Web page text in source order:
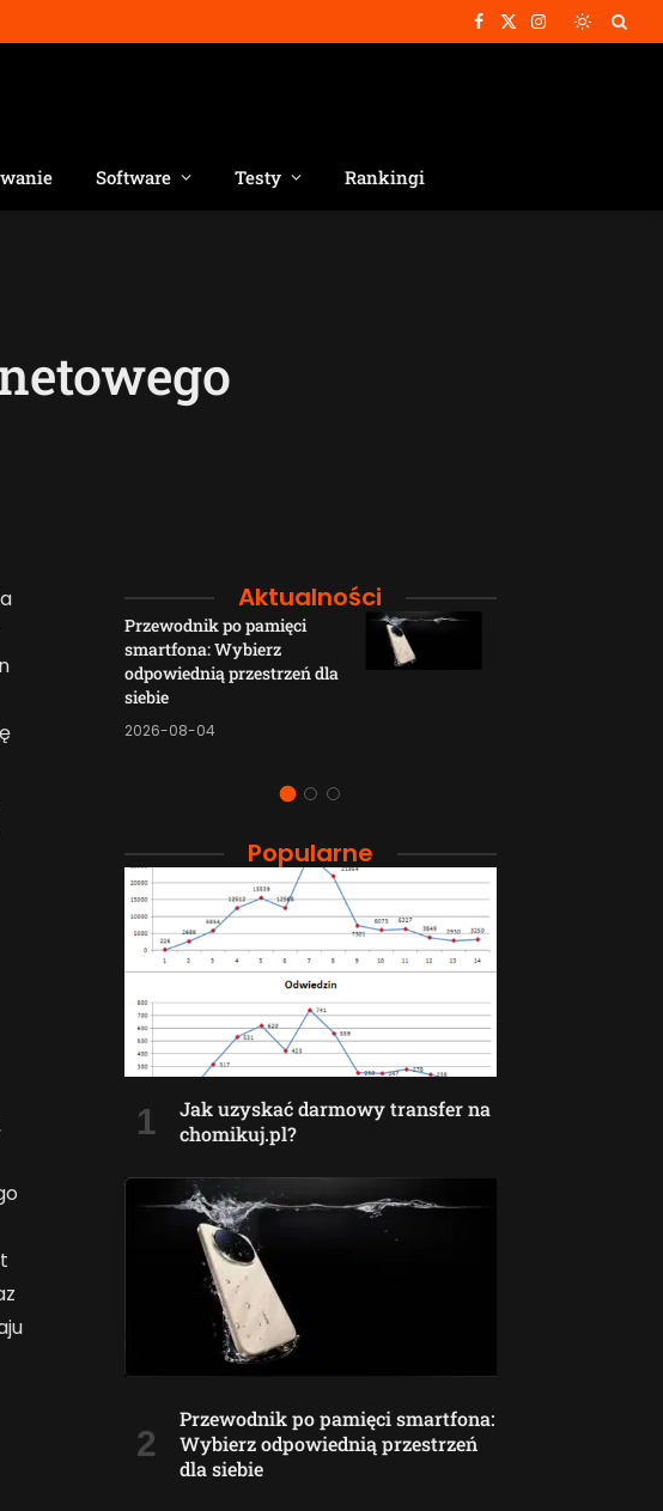
Facebook
X
Instagram
Software Testy Rankingi
Aktualności
Przewodnik po pamięci
smartfona: Wybierz
odpowiednią przestrzeń dla
siebie
2026-08-04
Popularne
Jak uzyskać darmowy transfer na
chomikuj.pl?
Przewodnik po pamięci smartfona:
Wybierz odpowiednią przestrzeń
dla siebie